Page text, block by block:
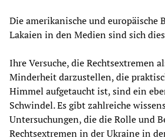
Die amerikanische und europäische
Lakaien in den Medien sind sich
Ihre Versuche, die Rechtsextremen
Minderheit darzustellen, die
Himmel aufgetaucht ist, sind ein
Schwindel. Es gibt zahlreiche
Untersuchungen, die die Rolle und
Rechtsextremen in der Ukraine in